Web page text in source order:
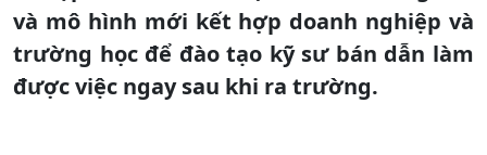
và mô hình mới kết hợp doanh nghiệp và
trường học để đào tạo kỹ sư bán dẫn làm
được việc ngay sau khi ra trường.